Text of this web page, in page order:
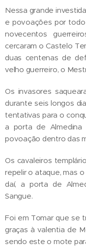
Nessa grande
e povoações por todo
novecentos
cercaram o Castelo
duas centenas de
velho guerreiro, o
Os invasores
durante seis longos
tentativas para o
a porta de
povoação dentro das
Os cavaleiros
repelir o ataque, mas
daí, a porta de
Sangue.
Foi em Tomar que se
graças à valentia de
sendo este o mote